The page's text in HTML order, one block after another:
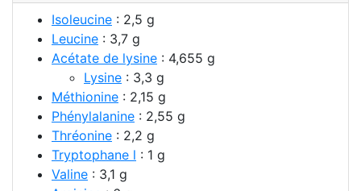
Isoleucine : 2,5 g
Leucine : 3,7 g
Acétate de lysine : 4,655 g
Lysine : 3,3 g
Méthionine : 2,15 g
Phénylalanine : 2,55 g
Thréonine : 2,2 g
Tryptophane l : 1 g
Valine : 3,1 g